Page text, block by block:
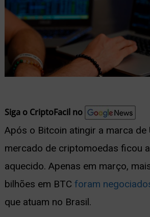
Siga o CriptoFacil no
Após o Bitcoin atingir a marca de
mercado de criptomoedas ficou
aquecido. Apenas em março,
bilhões em BTC foram
que atuam no Brasil.